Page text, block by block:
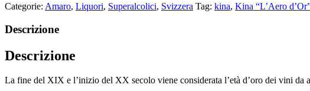
Categorie: Amaro, Liquori, Superalcolici, Svizzera Tag: kina, Kina “L’Aero
Descrizione
Descrizione
La fine del XIX e l’inizio del XX secolo viene considerata l’età d’oro dei vini da